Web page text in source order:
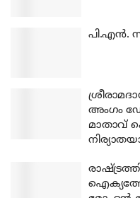
പി.എന്‍.
അംഗം
മാതാവ്